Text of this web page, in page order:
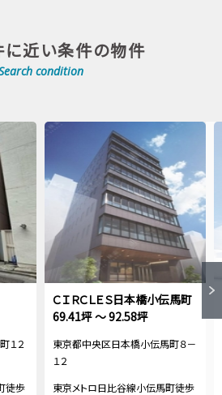
に近い条件の物件
condition
１２
徒歩
ＣＩＲＣＬＥＳ日本橋小伝馬町
69.41坪 ～ 92.58坪
東京都中央区日本橋小伝馬町８－
１２
東京メトロ日比谷線小伝馬町徒歩